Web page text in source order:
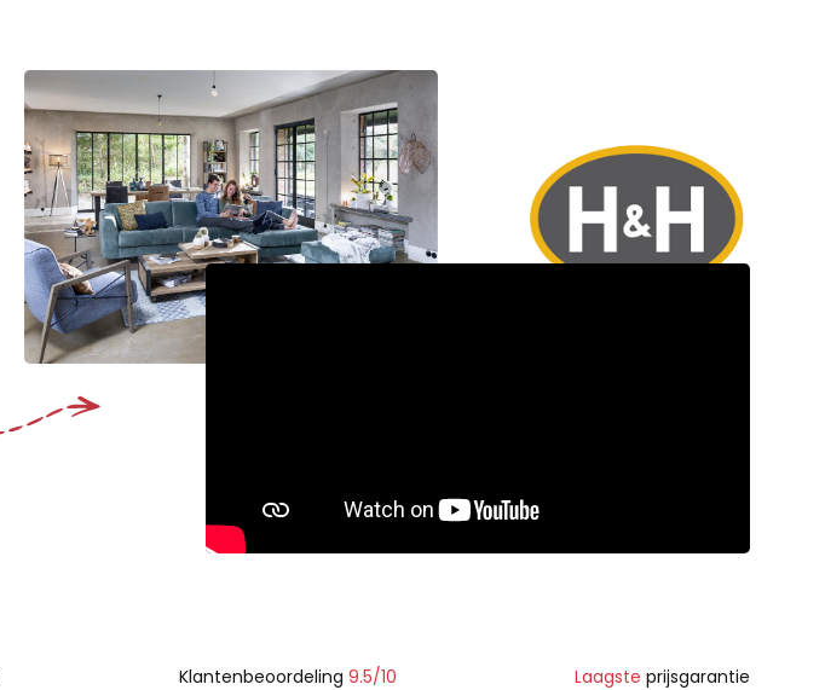
Klantenbeoordeling 9.5/10 Laagste prijsgarantie